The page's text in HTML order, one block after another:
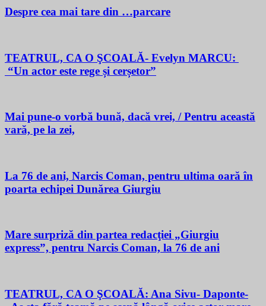
Despre cea mai tare din …parcare
TEATRUL, CA O ŞCOALĂ- Evelyn MARCU:
“Un actor este rege și cerșetor”
Mai pune-o vorbă bună, dacă vrei, / Pentru această
vară, pe la zei,
La 76 de ani, Narcis Coman, pentru ultima oară în
poarta echipei Dunărea Giurgiu
Mare surpriză din partea redacţiei „Giurgiu
express”, pentru Narcis Coman, la 76 de ani
TEATRUL, CA O ŞCOALĂ: Ana Sivu- Daponte-